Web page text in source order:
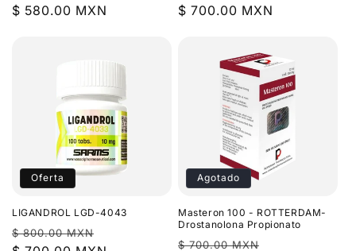
habitual
de
$ 580.00 MXN
habitual
de
$ 700.00 MXN
Oferta
LIGANDROL LGD-4043
Precio
$ 800.00 MXN
Agotado
Masteron 100 - ROTTERDAM-
Drostanolona Propionato
Precio
$ 700.00 MXN